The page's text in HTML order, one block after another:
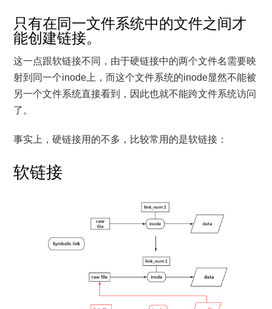
只有在同一文件系统中的文件之间才
能创建链接。
这一点跟软链接不同，由于硬链接中的两个文件名需要映
射到同一个inode上，而这个文件系统的inode显然不能被
另一个文件系统直接看到，因此也就不能跨文件系统访问
了。
事实上，硬链接用的不多，比较常用的是软链接：
软链接